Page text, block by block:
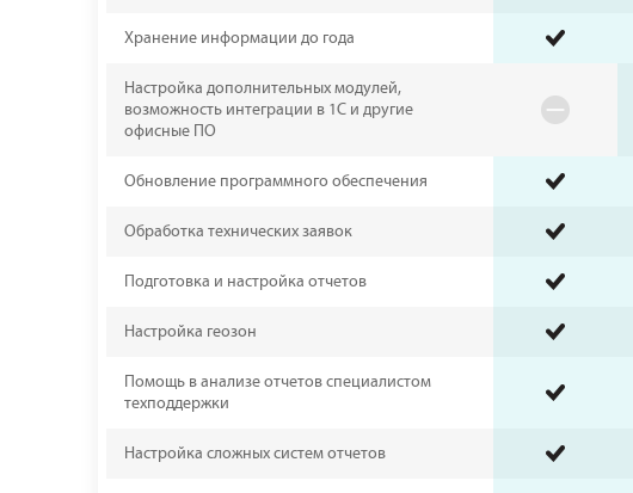
Хранение информации до года
Настройка дополнительных модулей,
возможность интеграции в 1С и другие
офисные ПО
Обновление программного обеспечения
Обработка технических заявок
Подготовка и настройка отчетов
Настройка геозон
Помощь в анализе отчетов специалистом
техподдержки
Настройка сложных систем отчетов